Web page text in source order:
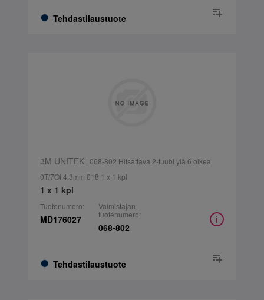
Tehdastilaustuote
3M UNITEK| 068-802 Hitsattava 2-tuubi ylä 6 oikea
0T/7Of 4.3mm 018 1 x 1 kpl
1 x 1 kpl
Tuotenumero:
MD176027
Tehdastilaustuote
Valmistajan
tuotenumero:
068-802